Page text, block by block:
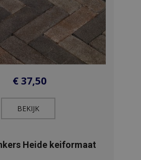
€37,50
BEKIJK​
Heide keiformaat